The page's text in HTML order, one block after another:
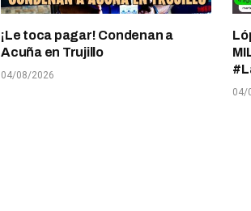
¡Le toca pagar! Condenan a
Acuña en Trujillo
04/08/2026
04/